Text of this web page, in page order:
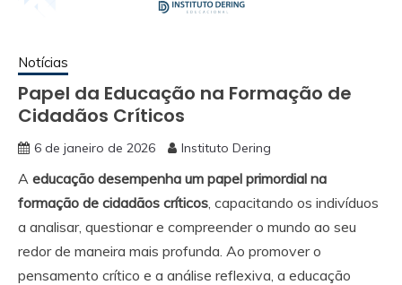
Notícias
Papel da Educação na Formação de
Cidadãos Críticos
6 de janeiro de 2026 Instituto Dering
A educação desempenha um papel primordial na
formação de cidadãos críticos , capacitando os indivíduos
a analisar, questionar e compreender o mundo ao seu
redor de maneira mais profunda. Ao promover o
pensamento crítico e a análise reflexiva, a educação